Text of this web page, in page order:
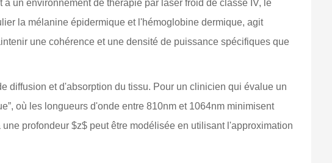
un environnement de thérapie par laser froid de classe IV, le
la mélanine épidermique et l'hémoglobine dermique, agit
une cohérence et une densité de puissance spécifiques que
diffusion et d'absorption du tissu. Pour un clinicien qui évalue un
où les longueurs d'onde entre 810nm et 1064nm minimisent
profondeur $z$ peut être modélisée en utilisant l'approximation